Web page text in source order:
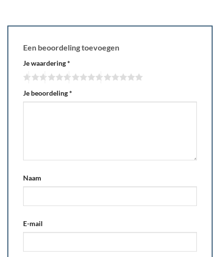
Een beoordeling toevoegen
Je waardering*
Je beoordeling*
Naam
E-mail